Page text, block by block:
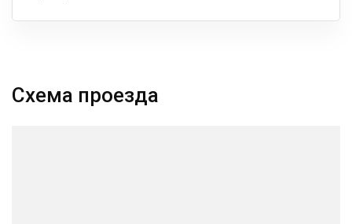
Схема проезда